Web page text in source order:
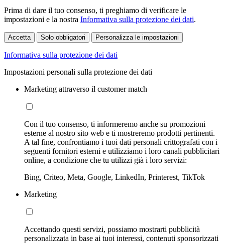
Prima di dare il tuo consenso, ti preghiamo di verificare le
impostazioni e la nostra Informativa sulla protezione dei dati.
Accetta Solo obbligatori Personalizza le impostazioni
Informativa sulla protezione dei dati
Impostazioni personali sulla protezione dei dati
Marketing attraverso il customer match
Con il tuo consenso, ti informeremo anche su promozioni
esterne al nostro sito web e ti mostreremo prodotti pertinenti.
A tal fine, confrontiamo i tuoi dati personali crittografati con i
seguenti fornitori esterni e utilizziamo i loro canali pubblicitari
online, a condizione che tu utilizzi già i loro servizi:
Bing, Criteo, Meta, Google, LinkedIn, Printerest, TikTok
Marketing
Accettando questi servizi, possiamo mostrarti pubblicità
personalizzata in base ai tuoi interessi, contenuti sponsorizzati